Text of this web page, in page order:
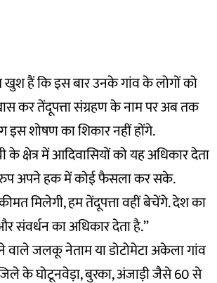
हैं कि इस बार उनके गांव के लोगों को
कर तेंदूपत्ता संग्रहण के नाम पर अब तक
शोषण का शिकार नहीं होंगे.
में आदिवासियों को यह अधिकार देता
अपने हक में कोई फैसला कर सके.
मिलेगी, हम तेंदूपत्ता वहीं बेचेंगे. देश का
संवर्धन का अधिकार देता है.”
जलकू नेताम या डोटोमेटा अकेला गांव
के घोटूनवेड़ा, बुरका, अंजाड़ी जैसे 60 से